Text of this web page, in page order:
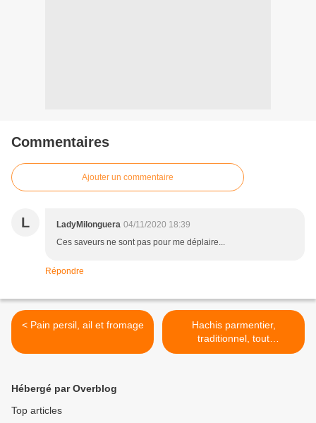
Commentaires
Ajouter un commentaire
L LadyMilonguera 04/11/2020 18:39
Ces saveurs ne sont pas pour me déplaire...
Répondre
< Pain persil, ail et fromage
Hachis parmentier,
traditionnel, tout
simplement ! >
Hébergé par Overblog
Top articles